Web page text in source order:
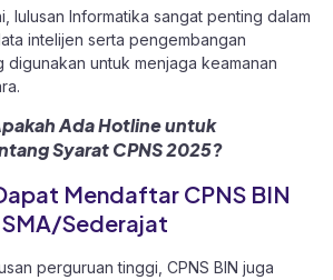
lulusan Informatika sangat penting dalam
intelijen serta pengembangan
untuk menjaga keamanan
Ada Hotline untuk
Syarat CPNS 2025?
Mendaftar CPNS BIN
Sederajat
perguruan tinggi, CPNS BIN juga